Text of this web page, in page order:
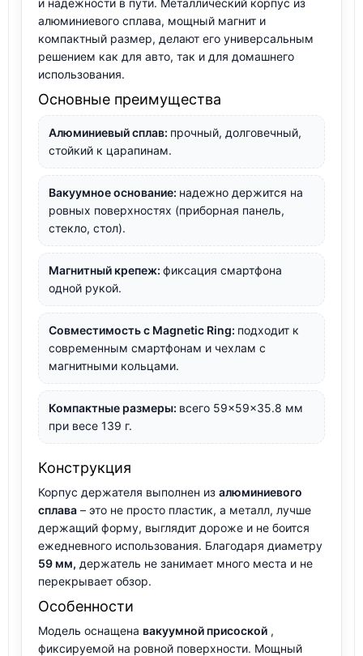
и надежности в пути. Металлический корпус из
алюминиевого сплава, мощный магнит и
компактный размер, делают его универсальным
решением как для авто, так и для домашнего
использования.
Основные преимущества
Алюминиевый сплав: прочный, долговечный,
стойкий к царапинам.
Вакуумное основание: надежно держится на
ровных поверхностях (приборная панель,
стекло, стол).
Магнитный крепеж: фиксация смартфона
одной рукой.
Совместимость с Magnetic Ring: подходит к
современным смартфонам и чехлам с
магнитными кольцами.
Компактные размеры: всего 59×59×35.8 мм
при весе 139 г.
Конструкция
Корпус держателя выполнен из алюминиевого
сплава – это не просто пластик, а металл, лучше
держащий форму, выглядит дороже и не боится
ежедневного использования. Благодаря диаметру
59 мм, держатель не занимает много места и не
перекрывает обзор.
Особенности
Модель оснащена вакуумной присоской ,
фиксируемой на ровной поверхности. Мощный